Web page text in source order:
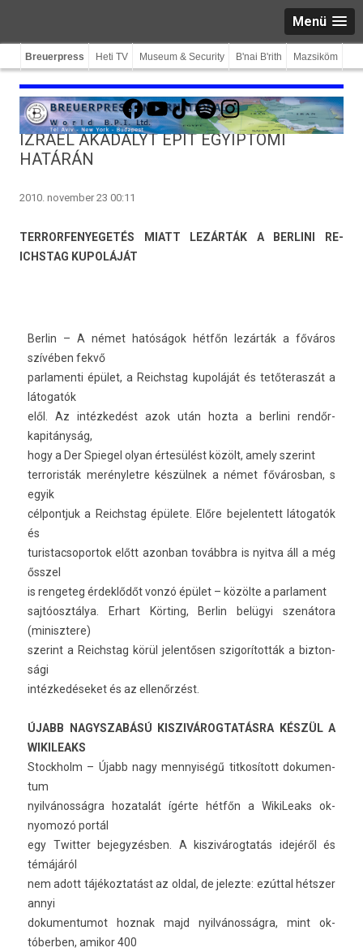
Menü
Breuerpress Heti TV Museum & Security B'nai B'rith Mazsiköm
Facebook
YouTube
TikTokSpotifyInstagram
IZRAEL AKADÁLYT ÉPÍT EGYIPTOMI
HATÁRÁN
2010. november 23 00:11
TER­RORFENYEGETÉS MIATT LEZÁRTÁK A BE­RLINI RE­
ICHSTAG KUPOLÁJÁT
Be­rlin – A német hatóságok hétfőn lezárták a főváros
szívében fekvő
par­lamen­ti épület, a Re­ichstag kupoláját és tetőteras­zát a
látogatók
elől. Az intézkedést azok után hozta a be­rlini re­ndőr­
kapitányság,
hogy a Der Spiegel olyan értesülést közölt, amely szerint
ter­roris­ták merénylet­re készülnek a német főváros­ban, s
egyik
cél­pontjuk a Re­ichstag épülete. Előre be­jelen­tett látogatók
és
turis­tacsopor­tok előtt azon­ban továbbra is nyit­va áll a még
ősszel
is re­ngeteg érdeklődőt vonzó épület – közölte a par­la­ment
sajtóosztálya. Er­hart Körting, Be­rlin belügyi szenátora
(minisztere)
szerint a Re­ichstag körül jelen­tős­en szigorítot­ták a bi­zton­
sági
intézkedéseket és az ellenőrzést.
ÚJABB NAGYS­ZABÁSÚ KIS­ZIVÁROG­TATÁS­RA KÉSZÜL A
WIKILEAKS
Stockholm – Újabb nagy men­nyiségű tit­kosított dokumen­
tum
nyilvánosságra hozatalát ígérte hétfőn a WikiLeaks ok­
nyomozó portál
egy Twitt­er be­jegyzésb­en. A kis­zivárog­tatás idejéről és
témájáról
nem adott tájékoz­tatást az oldal, de jelez­te: ezúttal hétszer
annyi
dokumen­tumot hoz­nak majd nyilvánosságra, mint ok­
tóberb­en, amikor 400